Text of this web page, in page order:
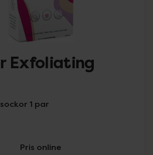
Exfoliating
1 par
Pris online